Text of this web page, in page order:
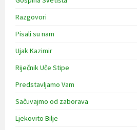
Razgovori
Pisali su nam
Ujak Kazimir
Riječnik Uče Stipe
Predstavljamo Vam
Sačuvajmo od zaborava
Ljekovito Bilje